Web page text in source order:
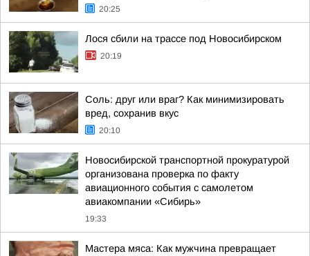
20:25
Лося сбили на трассе под Новосибирском
20:19
Соль: друг или враг? Как минимизировать
вред, сохранив вкус
20:10
Новосибирской транспортной прокуратурой
организована проверка по факту
авиационного события с самолетом
авиакомпании «Сибирь»
19:33
Мастера мяса: Как мужчина превращает